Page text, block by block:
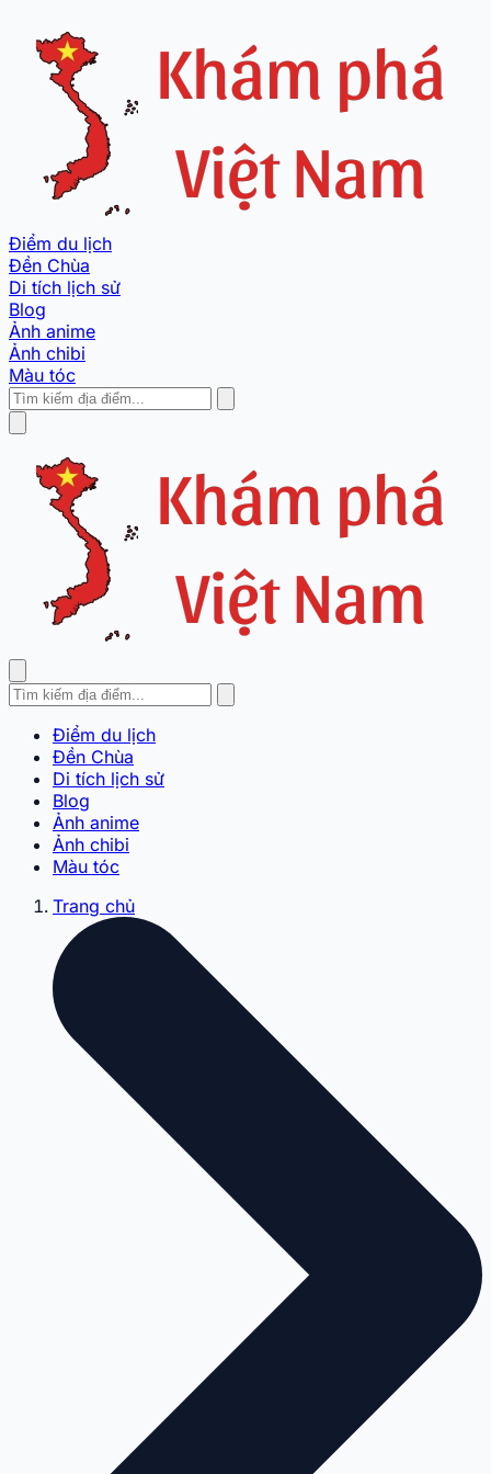
Điểm du lịch
Đền Chùa
Di tích lịch sử
Blog
Ảnh anime
Ảnh chibi
Màu tóc
Điểm du lịch
Đền Chùa
Di tích lịch sử
Blog
Ảnh anime
Ảnh chibi
Màu tóc
Trang chủ